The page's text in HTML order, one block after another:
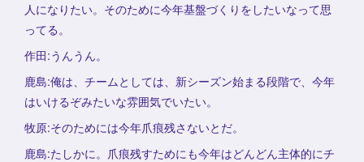
人になりたい。そのために今年基盤づくりをしたいなって思
ってる。
作田:うんうん。
鹿島:俺は、チームとしては、新シーズン始まる段階で、今年
はいけるぞみたいな雰囲気でいたい。
牧原:そのためには今年爪痕残さないとだ。
鹿島:たしかに。爪痕残すためにも今年はどんどん主体的にチ